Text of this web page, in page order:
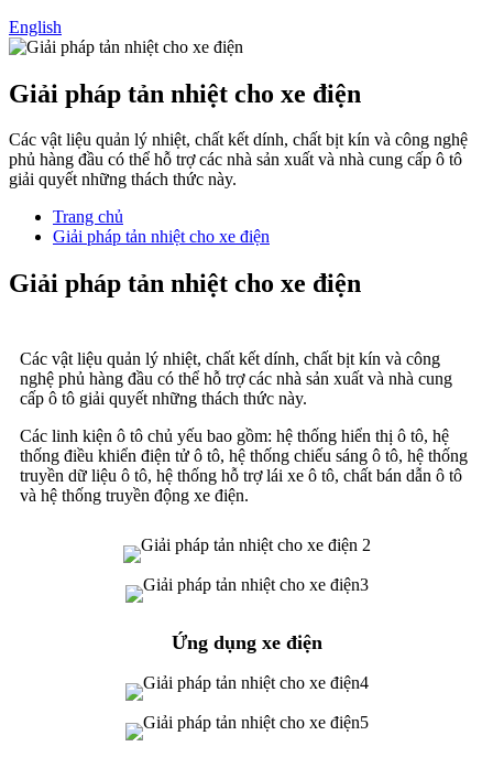
English
Giải pháp tản nhiệt cho xe điện
Các vật liệu quản lý nhiệt, chất kết dính, chất bịt kín và công nghệ
phủ hàng đầu có thể hỗ trợ các nhà sản xuất và nhà cung cấp ô tô
giải quyết những thách thức này.
Trang chủ
Giải pháp tản nhiệt cho xe điện
Giải pháp tản nhiệt cho xe điện
Các vật liệu quản lý nhiệt, chất kết dính, chất bịt kín và công
nghệ phủ hàng đầu có thể hỗ trợ các nhà sản xuất và nhà cung
cấp ô tô giải quyết những thách thức này.
Các linh kiện ô tô chủ yếu bao gồm: hệ thống hiển thị ô tô, hệ
thống điều khiển điện tử ô tô, hệ thống chiếu sáng ô tô, hệ thống
truyền dữ liệu ô tô, hệ thống hỗ trợ lái xe ô tô, chất bán dẫn ô tô
và hệ thống truyền động xe điện.
Ứng dụng xe điện